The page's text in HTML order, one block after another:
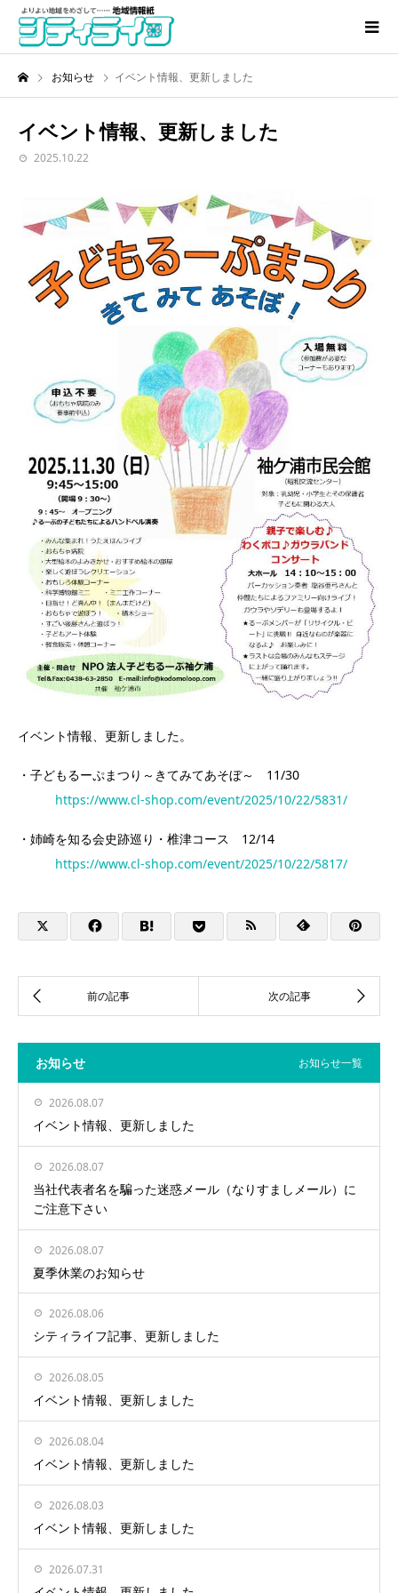
お知らせ イベント情報、更新しました
イベント情報、更新しました
2025.10.22
イベント情報、更新しました。
・子どもるーぷまつり～きてみてあそぼ～ 11/30
https://www.cl-shop.com/event/2025/10/22/5831/
・姉崎を知る会史跡巡り・椎津コース 12/14
https://www.cl-shop.com/event/2025/10/22/5817/
お知らせ お知らせ一覧
2026.08.07
イベント情報、更新しました
2026.08.07
当社代表者名を騙った迷惑メール（なりすましメール）に
ご注意下さい
2026.08.07
夏季休業のお知らせ
2026.08.06
シティライフ記事、更新しました
2026.08.05
イベント情報、更新しました
2026.08.04
イベント情報、更新しました
2026.08.03
イベント情報、更新しました
2026.07.31